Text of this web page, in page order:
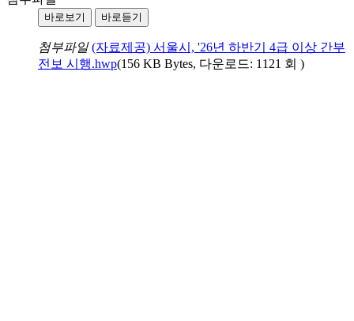
바로보기 바로듣기
첨부파일 (자료제공) 서울시, '26년 하반기 4급 이상 간부
전보 시행.hwp(156 KB Bytes, 다운로드: 1121 회 )